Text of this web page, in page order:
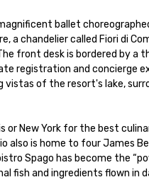
ballet
a chandelier called Fiori di
front desk is bordered by a
registration and concierge
of the resort's lake,
New York for the best
also is home to four James
Spago has become the
fish and ingredients flown in